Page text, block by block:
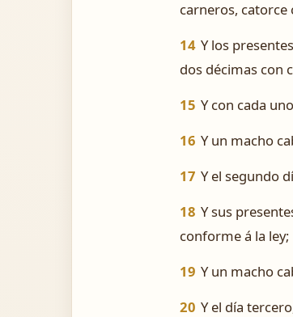
carneros, catorce
14 Y los
dos décimas con
15 Y con cada
16 Y un macho
17 Y el segundo
18 Y sus
conforme á la ley;
19 Y un macho
20 Y el día